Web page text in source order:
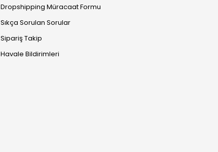
Dropshipping Müracaat Formu
Sıkça Sorulan Sorular
Sipariş Takip
Havale Bildirimleri